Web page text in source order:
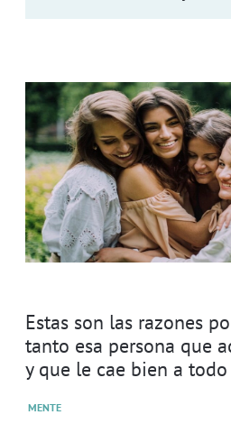
Estas son las razones
tanto esa persona que
y que le cae bien a
MENTE